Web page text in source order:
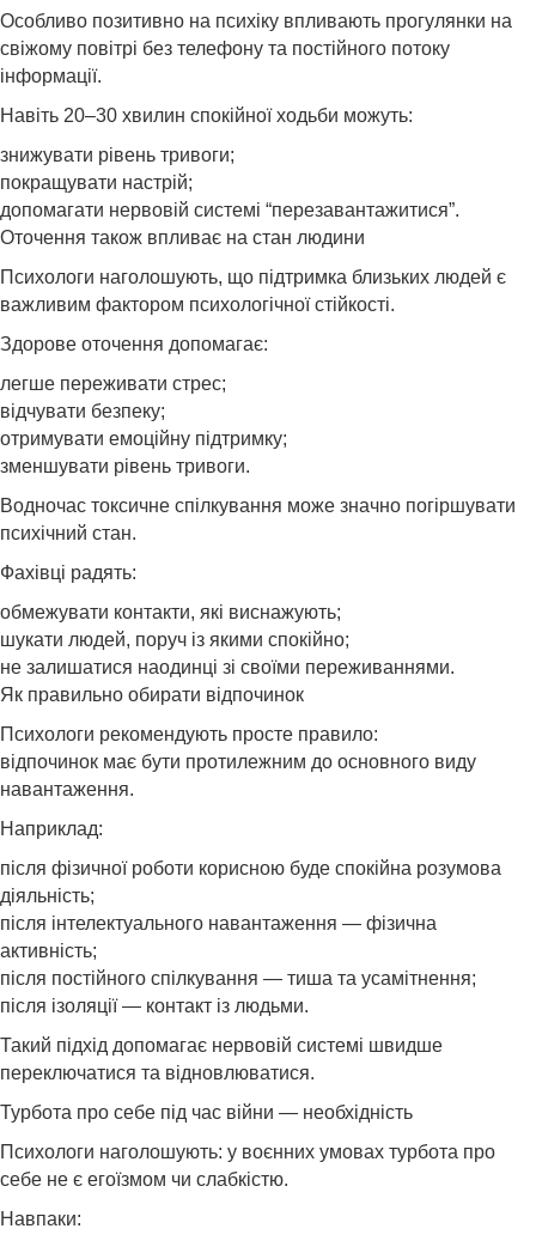
Особливо позитивно на психіку впливають прогулянки на
свіжому повітрі без телефону та постійного потоку
інформації.
Навіть 20–30 хвилин спокійної ходьби можуть:
знижувати рівень тривоги;
покращувати настрій;
допомагати нервовій системі “перезавантажитися”.
Оточення також впливає на стан людини
Психологи наголошують, що підтримка близьких людей є
важливим фактором психологічної стійкості.
Здорове оточення допомагає:
легше переживати стрес;
відчувати безпеку;
отримувати емоційну підтримку;
зменшувати рівень тривоги.
Водночас токсичне спілкування може значно погіршувати
психічний стан.
Фахівці радять:
обмежувати контакти, які виснажують;
шукати людей, поруч із якими спокійно;
не залишатися наодинці зі своїми переживаннями.
Як правильно обирати відпочинок
Психологи рекомендують просте правило:
відпочинок має бути протилежним до основного виду
навантаження.
Наприклад:
після фізичної роботи корисною буде спокійна розумова
діяльність;
після інтелектуального навантаження — фізична
активність;
після постійного спілкування — тиша та усамітнення;
після ізоляції — контакт із людьми.
Такий підхід допомагає нервовій системі швидше
переключатися та відновлюватися.
Турбота про себе під час війни — необхідність
Психологи наголошують: у воєнних умовах турбота про
себе не є егоїзмом чи слабкістю.
Навпаки: